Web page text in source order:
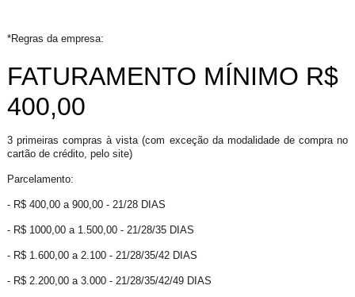
*Regras da empresa:
FATURAMENTO MÍNIMO R$
400,00
3 primeiras compras à vista (com exceção da modalidade de compra no
cartão de crédito, pelo site)
Parcelamento:
- R$ 400,00 a 900,00 - 21/28 DIAS
- R$ 1000,00 a 1.500,00 - 21/28/35 DIAS
- R$ 1.600,00 a 2.100 - 21/28/35/42 DIAS
- R$ 2.200,00 a 3.000 - 21/28/35/42/49 DIAS